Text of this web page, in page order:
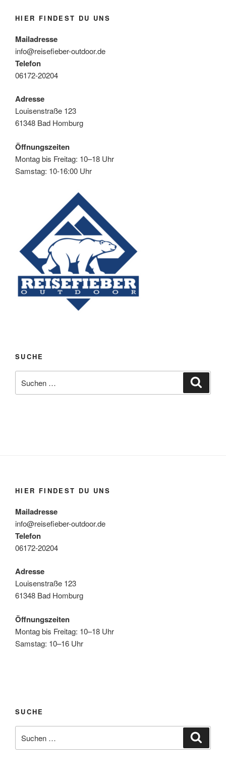
HIER FINDEST DU UNS
Mailadresse
info@reisefieber-outdoor.de
Telefon
06172-20204
Adresse
Louisenstraße 123
61348 Bad Homburg
Öffnungszeiten
Montag bis Freitag: 10–18 Uhr
Samstag: 10-16:00 Uhr
SUCHE
nach:
HIER FINDEST DU UNS
Mailadresse
info@reisefieber-outdoor.de
Telefon
06172-20204
Adresse
Louisenstraße 123
61348 Bad Homburg
Öffnungszeiten
Montag bis Freitag: 10–18 Uhr
Samstag: 10–16 Uhr
SUCHE
nach: